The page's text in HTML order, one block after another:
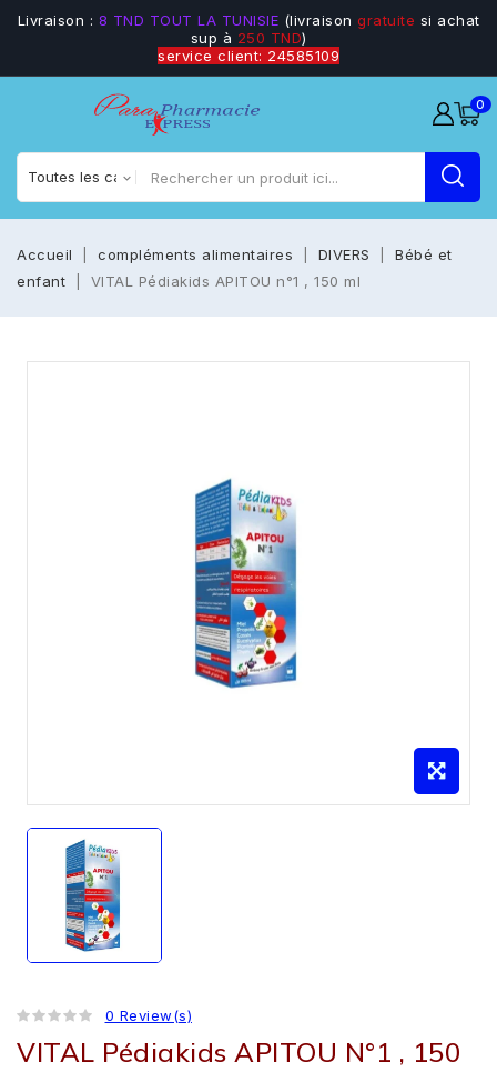
Livraison : 8 TND TOUT LA TUNISIE (livraison gratuite si achat
sup à 250 TND)
service client: 24585109
0
Accueil compléments alimentaires DIVERS
Bébé et
enfant
VITAL Pédiakids APITOU n°1 , 150 ml
0 Review(s)
VITAL Pédiakids APITOU N°1 , 150